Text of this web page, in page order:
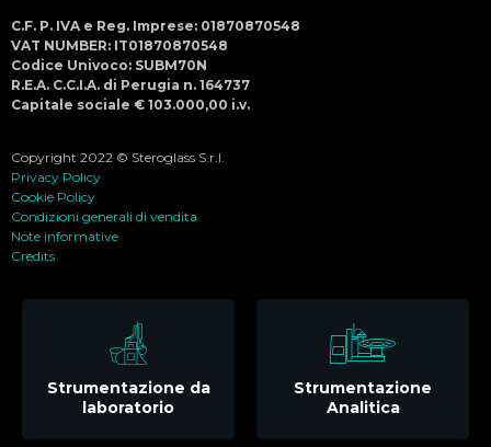
C.F. P. IVA e Reg. Imprese: 01870870548
VAT NUMBER: IT01870870548
Codice Univoco: SUBM70N
R.E.A. C.C.I.A. di Perugia n. 164737
Capitale sociale € 103.000,00 i.v.
Copyright 2022 © Steroglass S.r.l.
Privacy Policy
Cookie Policy
Condizioni generali di vendita
Note informative
Credits
Strumentazione da
laboratorio
Strumentazione
Analitica